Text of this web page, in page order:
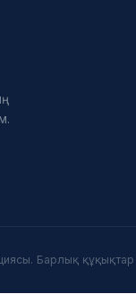
Барлық құқықтар